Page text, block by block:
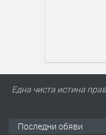
Една чиста истина
Последни обяви